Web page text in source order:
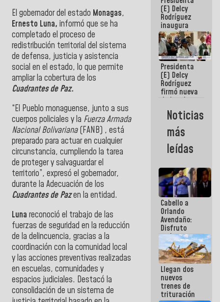
El gobernador del estado Monagas,
Ernesto Luna, informó que se ha
completado el proceso de
redistribución territorial del sistema
de defensa, justicia y asistencia
social en el estado, lo que permite
ampliar la cobertura de los
Cuadrantes de Paz.
“El Pueblo monaguense, junto a sus
cuerpos policiales y la Fuerza Armada
Nacional Bolivariana(FANB) , está
preparado para actuar en cualquier
circunstancia, cumpliendo la tarea
de proteger y salvaguardar el
territorio”, expresó el gobernador,
durante la Adecuación de los
Cuadrantes de Pazen la entidad.
Luna reconoció el trabajo de las
fuerzas de seguridad en la reducción
de la delincuencia, gracias a la
coordinación con la comunidad local
y las acciones preventivas realizadas
en escuelas, comunidades y
espacios judiciales. Destacó la
consolidación de un sistema de
(E) Delcy
Rodríguez
inaugura
casa de los
Abuelos
Primavera
en Caracas
Presidenta
(E) Delcy
Rodríguez
firmó nueva
de Ley de
Arrendamiento
aprobada
por la AN
Noticias
más
leídas
Cabello a
Orlando
Avendaño:
Disfruto
cada vez
que escribes
porque lo
que haces
es
embarrarla
Llegan dos
nuevos
trenes de
trituración